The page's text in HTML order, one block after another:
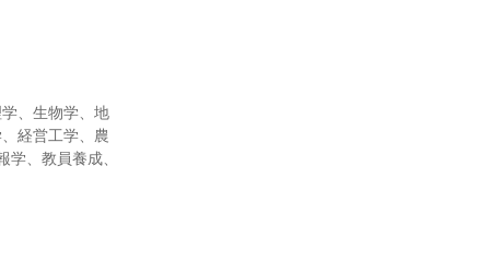
、生物学、地
経営工学、農
、教員養成、